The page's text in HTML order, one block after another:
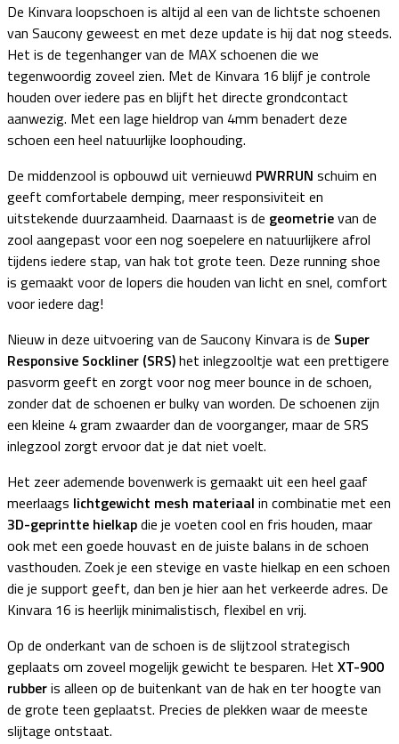
De Kinvara loopschoen is altijd al een van de lichtste schoenen
van Saucony geweest en met deze update is hij dat nog steeds.
Het is de tegenhanger van de MAX schoenen die we
tegenwoordig zoveel zien. Met de Kinvara 16 blijf je controle
houden over iedere pas en blijft het directe grondcontact
aanwezig. Met een lage hieldrop van 4mm benadert deze
schoen een heel natuurlijke loophouding.
De middenzool is opbouwd uit vernieuwd PWRRUN schuim en
geeft comfortabele demping, meer responsiviteit en
uitstekende duurzaamheid. Daarnaast is de geometrievan de
zool aangepast voor een nog soepelere en natuurlijkere afrol
tijdens iedere stap, van hak tot grote teen. Deze running shoe
is gemaakt voor de lopers die houden van licht en snel, comfort
voor iedere dag!
Nieuw in deze uitvoering van de Saucony Kinvara is de Super
Responsive Sockliner (SRS)het inlegzooltje wat een prettigere
pasvorm geeft en zorgt voor nog meer bounce in de schoen,
zonder dat de schoenen er bulky van worden. De schoenen zijn
een kleine 4 gram zwaarder dan de voorganger, maar de SRS
inlegzool zorgt ervoor dat je dat niet voelt.
Het zeer ademende bovenwerk is gemaakt uit een heel gaaf
meerlaags lichtgewicht mesh materiaal in combinatie met een
3D-geprintte hielkapdie je voeten cool en fris houden, maar
ook met een goede houvast en de juiste balans in de schoen
vasthouden. Zoek je een stevige en vaste hielkap en een schoen
die je support geeft, dan ben je hier aan het verkeerde adres. De
Kinvara 16 is heerlijk minimalistisch, flexibel en vrij.
Op de onderkant van de schoen is de slijtzool strategisch
geplaats om zoveel mogelijk gewicht te besparen. Het XT-900
rubberis alleen op de buitenkant van de hak en ter hoogte van
de grote teen geplaatst. Precies de plekken waar de meeste
slijtage ontstaat.